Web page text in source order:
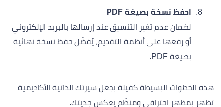
احفظ نسخة بصيغة PDF
لضمان عدم تغير التنسيق عند إرسالها بالبريد الإلكتروني
أو رفعها على أنظمة التقديم، يُفضّل حفظ نسخة نهائية
بصيغة PDF.
هذه الخطوات البسيطة كفيلة بجعل سيرتك الذاتية الأكاديمية
تظهر بمظهر احترافي ومنظّم يعكس جديتك.